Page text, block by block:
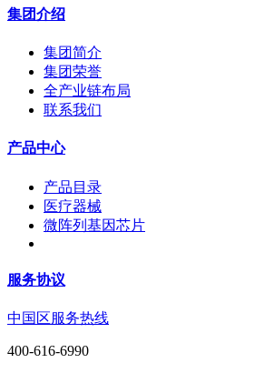
集团介绍
集团简介
集团荣誉
全产业链布局
联系我们
产品中心
产品目录
医疗器械
微阵列基因芯片
服务协议
中国区服务热线
400-616-6990